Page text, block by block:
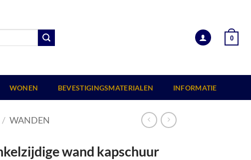
0
WONEN BEVESTIGINGSMATERIALEN INFORMATIE
/ WANDEN
wand kapschuur